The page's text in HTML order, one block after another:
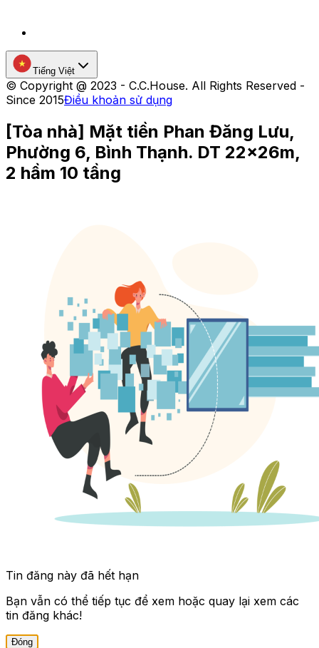
Tiếng Việt
© Copyright @ 2023 - C.C.House. All Rights Reserved -
Since 2015Điều khoản sử dụng
[Tòa nhà] Mặt tiền Phan Đăng Lưu,
Phường 6, Bình Thạnh. DT 22x26m,
2 hầm 10 tầng
Tin đăng này đã hết hạn
Bạn vẫn có thể tiếp tục để xem hoặc quay lại xem các
tin đăng khác!
Đóng